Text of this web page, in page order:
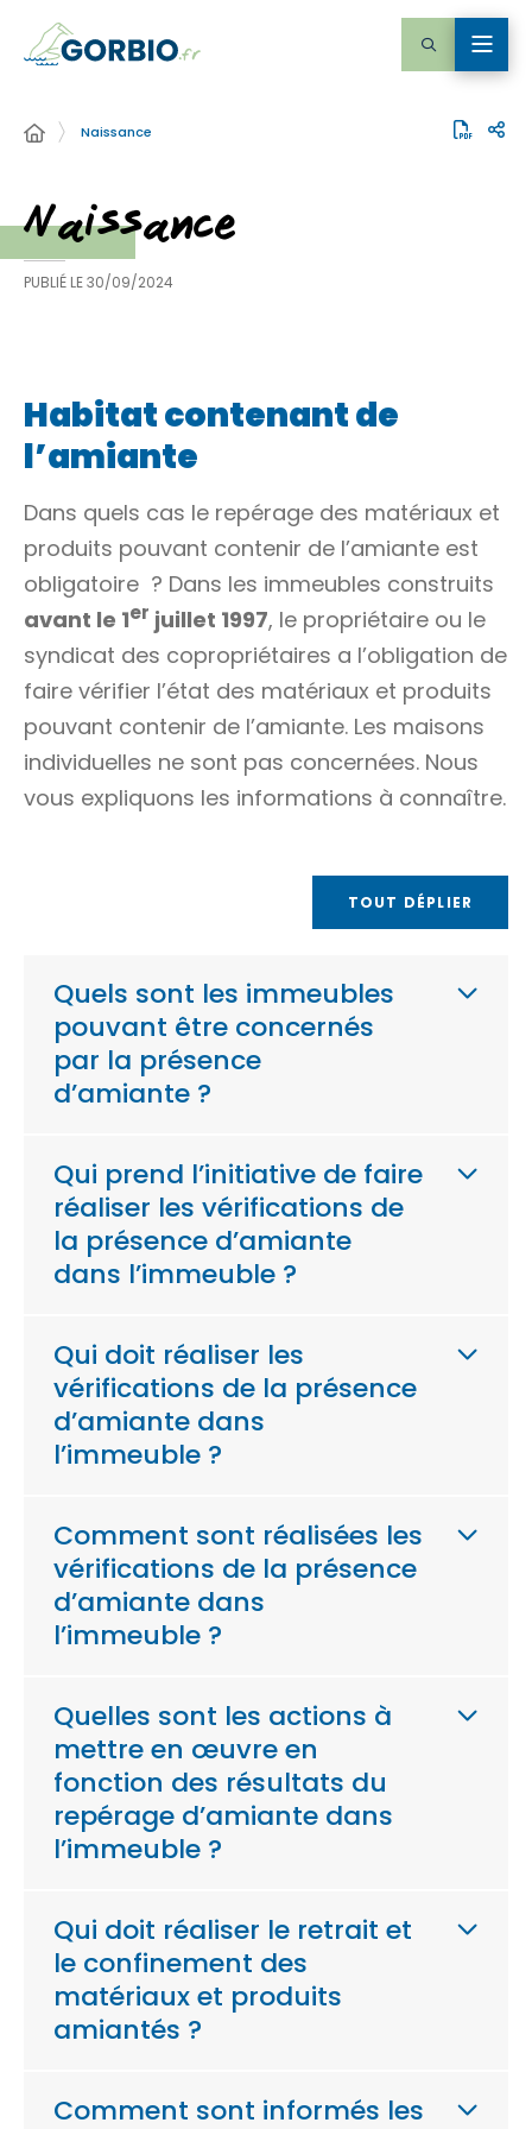
Naissance
Naissance
PUBLIÉ LE30/09/2024
Habitat contenant de
l’amiante
Dans quels cas le repérage des matériaux et
produits pouvant contenir de l’amiante est
obligatoire ? Dans les immeubles construits
avant le 1er juillet 1997, le propriétaire ou le
syndicat des copropriétaires a l’obligation de
faire vérifier l’état des matériaux et produits
pouvant contenir de l’amiante. Les maisons
individuelles ne sont pas concernées. Nous
vous expliquons les informations à connaître.
TOUT DÉPLIER
Quels sont les immeubles
pouvant être concernés
par la présence
d’amiante ?
Qui prend l’initiative de faire
réaliser les vérifications de
la présence d’amiante
dans l’immeuble ?
Qui doit réaliser les
vérifications de la présence
d’amiante dans
l’immeuble ?
Comment sont réalisées les
vérifications de la présence
d’amiante dans
l’immeuble ?
Quelles sont les actions à
mettre en œuvre en
fonction des résultats du
repérage d’amiante dans
l’immeuble ?
Qui doit réaliser le retrait et
le confinement des
matériaux et produits
amiantés ?
Comment sont informés les